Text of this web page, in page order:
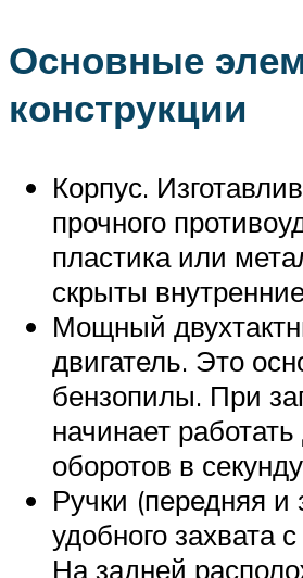
Основные
конструкции
Корпус.
прочного
пластика или
скрыты
Мощный
двигатель. Это
бензопилы. При
начинает
оборотов в
Ручки (передняя и
удобного захвата
На задней